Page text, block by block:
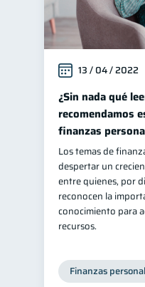
13 / 04 / 2022
¿Sin nada qué
recomendamos
finanzas
Los temas de
despertar un
entre quienes, por
reconocen la
conocimiento para
recursos.
Finanzas